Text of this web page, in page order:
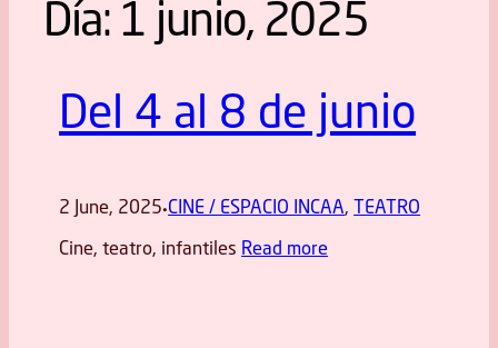
Día: 1 junio, 2025
Del 4 al 8 de junio
2 June, 2025·CINE / ESPACIO INCAA, TEATRO
Cine, teatro, infantiles Read more